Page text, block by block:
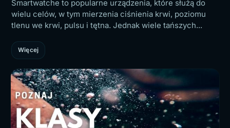
Smartwatche to popularne urządzenia, które służą do
wielu celów, w tym mierzenia ciśnienia krwi, poziomu
tlenu we krwi, pulsu i tętna. Jednak wiele tańszych...
Więcej